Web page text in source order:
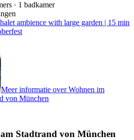
· 1 badkamer
ambience with large garden | 15 min
Meer informatie over Wohnen im
von München
Stadtrand von München